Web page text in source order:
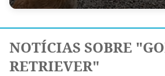
NOTÍCIAS SOBRE
RETRIEVER"